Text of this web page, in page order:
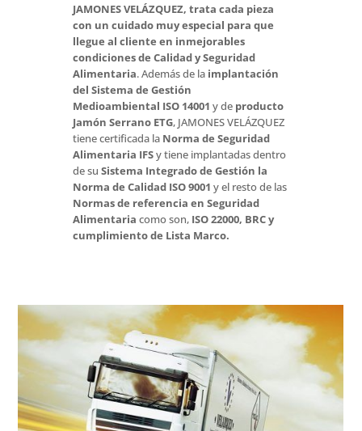
JAMONES VELÁZQUEZ, trata cada pieza
con un cuidado muy especial para que
llegue al cliente en inmejorables
condiciones de Calidad y Seguridad
Alimentaria.Además de la implantación
del Sistema de Gestión
Medioambiental ISO 14001 y de producto
Jamón Serrano ETG, JAMONES VELÁZQUEZ
tiene certificada la Norma de Seguridad
Alimentaria IFSy tiene implantadas dentro
de su Sistema Integrado de Gestión la
Norma de Calidad ISO 9001 y el resto de las
Normas de referencia en Seguridad
Alimentaria como son, ISO 22000, BRC y
cumplimiento de Lista Marco.